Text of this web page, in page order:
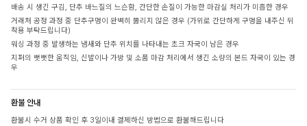
배송 시 생긴 구김, 단추 바느질의 느슨함, 간단한 손질이 가능한 마감실 처리가 미흡한 경우
거래처 공정 과정 중 단추구멍이 완벽히 뚫리지 않은 경우 (가위로 간단하게 구멍을 내주신 뒤
착용 부탁드립니다)
워싱 과정 중 발생하는 냄새와 단추 위치를 나타내는 초크 자국이 남은 경우
지퍼의 뻣뻣한 움직임, 신발이나 가방 및 소품 마감 처리에서 생긴 소량의 본드 자국이 있는 경
우
환불 안내
환불시 수거 상품 확인 후 3일이내 결제하신 방법으로 환불해드립니다